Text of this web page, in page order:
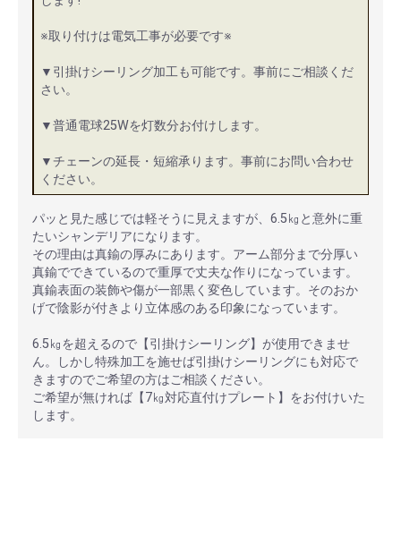
※取り付けは電気工事が必要です※
▼引掛けシーリング加工も可能です。事前にご相談くだ
さい。
▼普通電球25Wを灯数分お付けします。
▼チェーンの延長・短縮承ります。事前にお問い合わせ
ください。
パッと見た感じでは軽そうに見えますが、6.5㎏と意外に重
たいシャンデリアになります。
その理由は真鍮の厚みにあります。アーム部分まで分厚い
真鍮でできているので重厚で丈夫な作りになっています。
真鍮表面の装飾や傷が一部黒く変色しています。そのおか
げで陰影が付きより立体感のある印象になっています。
6.5㎏を超えるので【引掛けシーリング】が使用できませ
ん。しかし特殊加工を施せば引掛けシーリングにも対応で
きますのでご希望の方はご相談ください。
ご希望が無ければ【7㎏対応直付けプレート】をお付けいた
します。